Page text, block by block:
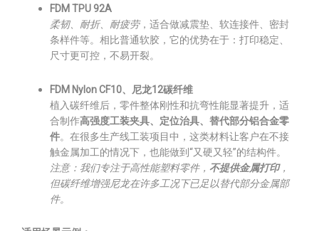
FDM TPU 92A
柔韧、耐折、耐疲劳，适合做减震垫、软连接件、密封
条样件等。相比普通软胶，它的优势在于：打印稳定、
尺寸更可控，不易开裂。
FDM Nylon CF10、尼龙12碳纤维
植入碳纤维后，零件整体刚性和抗弯性能显著提升，适
合制作高强度工装夹具、定位治具、替代部分铝合金零
件。在很多生产线工装项目中，这类材料让客户在不接
触金属加工的情况下，也能做到“又硬又轻”的结构件。
注意：我们专注于高性能塑料零件， 不提供金属打印，
但碳纤维增强尼龙在许多工况下已足以替代部分金属部
件。